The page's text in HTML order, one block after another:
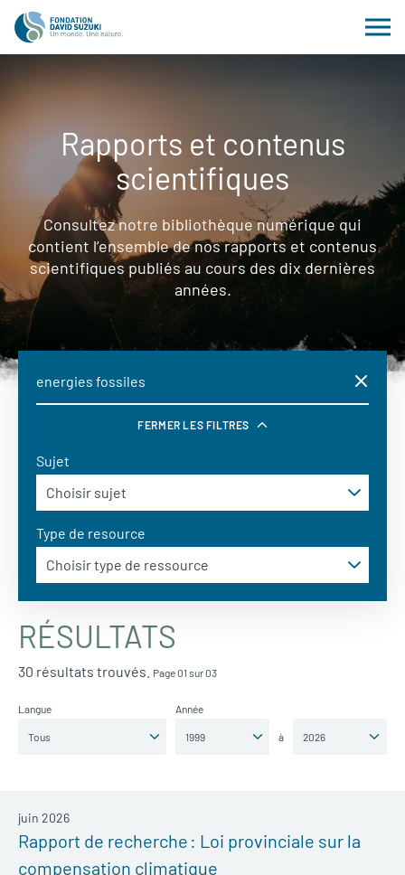
Rapports et contenus
scientifiques
Consultez notre bibliothèque numérique qui
contient l’ensemble de nos rapports et contenus
scientifiques publiés au cours des dix dernières
années.
FERMER LES FILTRES
Sujet
Type de resource
RÉSULTATS
30 résultats trouvés. Page 01 sur 03
Langue Année
à
Rapport de recherche : Loi provinciale sur la
compensation climatique
juin 2026